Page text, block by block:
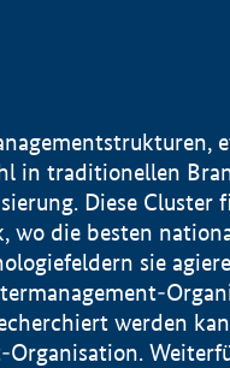
in traditionellen
Diese Cluster
wo die besten
sie
werden
Organisation.